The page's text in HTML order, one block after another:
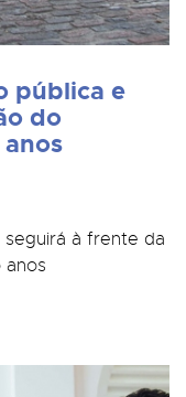
pública e
do
seguirá à frente da
anos